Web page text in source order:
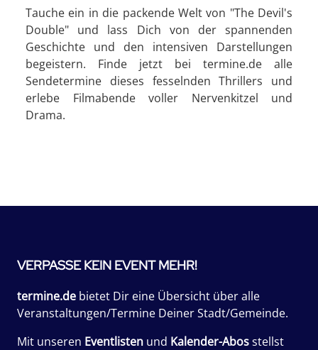
Tauche ein in die packende Welt von "The Devil's
Double" und lass Dich von der spannenden
Geschichte und den intensiven Darstellungen
begeistern. Finde jetzt bei termine.de alle
Sendetermine dieses fesselnden Thrillers und
erlebe Filmabende voller Nervenkitzel und
Drama.
VERPASSE KEIN EVENT MEHR!
termine.de bietet Dir eine Übersicht über alle
Veranstaltungen/Termine Deiner Stadt/Gemeinde.
Mit unseren Eventlisten und Kalender-Abosstellst